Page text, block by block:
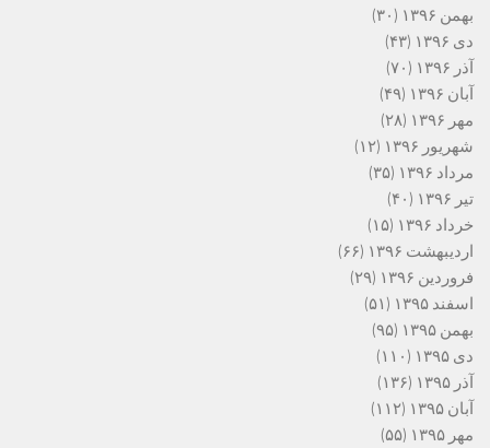
بهمن ۱۳۹۶
(۳۰)
دی ۱۳۹۶
(۴۳)
آذر ۱۳۹۶
(۷۰)
آبان ۱۳۹۶
(۴۹)
مهر ۱۳۹۶
(۲۸)
شهریور ۱۳۹۶
(۱۲)
مرداد ۱۳۹۶
(۳۵)
تیر ۱۳۹۶
(۴۰)
خرداد ۱۳۹۶
(۱۵)
اردیبهشت ۱۳۹۶
(۶۶)
فروردین ۱۳۹۶
(۲۹)
اسفند ۱۳۹۵
(۵۱)
بهمن ۱۳۹۵
(۹۵)
دی ۱۳۹۵
(۱۱۰)
آذر ۱۳۹۵
(۱۳۶)
آبان ۱۳۹۵
(۱۱۲)
مهر ۱۳۹۵
(۵۵)